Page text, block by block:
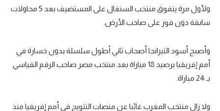
ولأول مرة يتفوق منتخب السنغال على المستضيف بعد 5 محاولات
سابقة دون فوز على صاحب الأرض.
وأصبح أسود التيرانجا أصحاب ثاني أطول سلسلة بدون خسارة في
أمم إفريقيا برصيد 18 مباراة بعد منتخب مصر صاحب الرقم القياسي
بـ 24 مباراة.
ولا زال منتخب المغرب غائبا عن منصات التتويج في أمم إفريقيا منذ